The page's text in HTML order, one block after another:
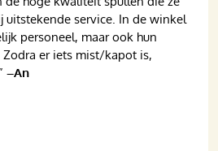
uitstekende service. In de winkel
personeel, maar ook hun
er iets mist/kapot is,
–An